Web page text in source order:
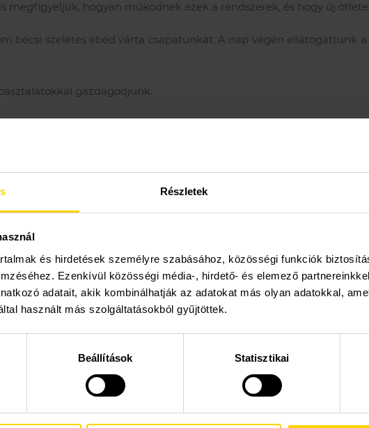
Részletek
és hirdetések személyre szabásához, közösségi funkciók
Ezenkívül közösségi média-, hirdető- és elemező
adatait, akik kombinálhatják az adatokat más olyan adatokkal,
használt más szolgáltatásokból gyűjtöttek.
Beállítások Statisztikai
megfigyeljük, hogyan működnek ezek a rendszerek, és hogy új
bécsi szeletes ebéd várta csapatunkat. A nap végén ellátogattunk
gazdagodjunk.